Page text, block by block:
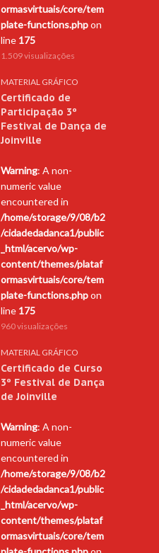
ormasvirtuais/core/tem
plate-functions.phpon
line 175
1.509 visualizações
MATERIAL GRÁFICO
Certificado de
Participação 3º
Festival de Dança de
Joinville
Warning: A non-
numeric value
encountered in
/home/storage/9/08/b2
/cidadedadanca1/public
_html/acervo/wp-
content/themes/plataf
ormasvirtuais/core/tem
plate-functions.phpon
line 175
960 visualizações
MATERIAL GRÁFICO
Certificado de Curso
3º Festival de Dança
de Joinville
Warning: A non-
numeric value
encountered in
/home/storage/9/08/b2
/cidadedadanca1/public
_html/acervo/wp-
content/themes/plataf
ormasvirtuais/core/tem